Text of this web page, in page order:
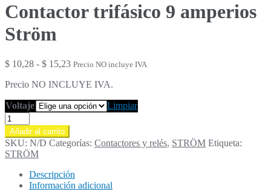
Contactor trifásico 9 amperios
Ström
$ 10,28 - $ 15,23Rango
precios:
$ 10,28
Precio NO incluye IVA
Precio NO INCLUYE IVA.
Voltaje
Limpiar
Contactor
trifásico
9
amperios
Ström
cantidad
Añadir al carrito
SKU: N/D Categorías: Contactores y relés, STRÖM Etiqueta:
STRÖM
Descripción
Información adicional